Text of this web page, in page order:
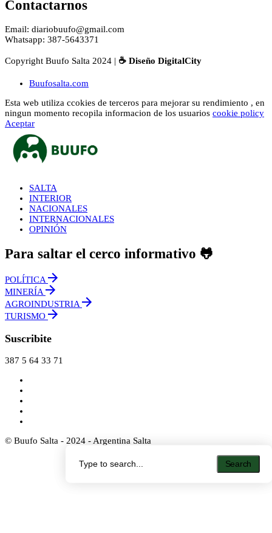
Search
Search
Contactarnos
Email: diariobuufo@gmail.com
Whatsapp: 387-5643371
Copyright Buufo Salta 2024 | ☕ Diseño DigitalCity
Buufosalta.com
Esta web utiliza ccokies de terceros para mejorar su rendimiento , en
ningun momento recopila informacion de los usuarios cookie policy
Aceptar
SALTA
INTERIOR
NACIONALES
INTERNACIONALES
OPINIÓN
Para saltar el cerco informativo 🐸
POLÍTICA
MINERÍA
AGROINDUSTRIA
TURISMO
Suscribite
387 5 64 33 71
© Buufo Salta - 2024 - Argentina Salta